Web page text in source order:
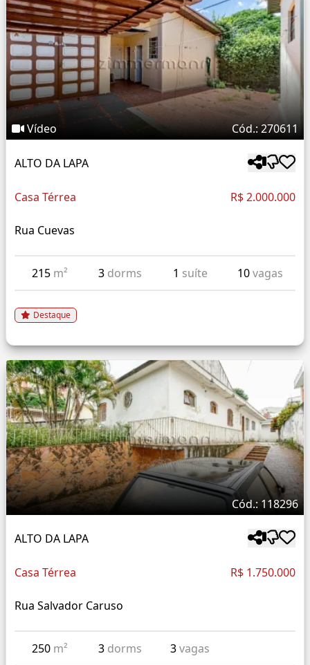
Vídeo Cód.: 270611
ALTO DA LAPA
Casa Térrea R$ 2.000.000
Rua Cuevas
215 m² 3 dorms 1 suíte 10vagas
Destaque
Cód.: 118296
ALTO DA LAPA
Casa Térrea R$ 1.750.000
Rua Salvador Caruso
250 m² 3 dorms 3vagas